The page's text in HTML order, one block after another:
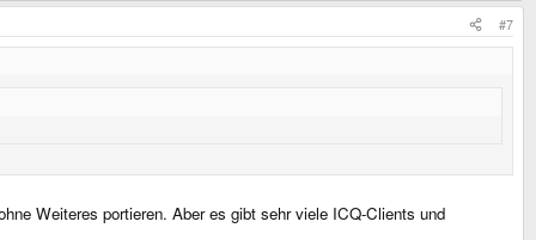
#7
Weiteres portieren. Aber es gibt sehr viele ICQ-Clients und